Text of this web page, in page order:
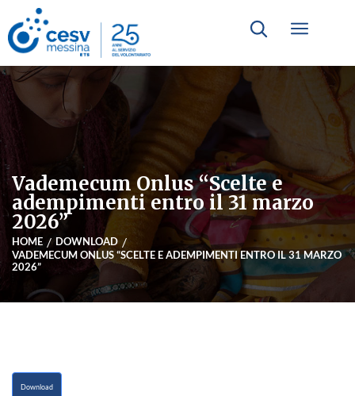
Vademecum Onlus “Scelte e
adempimenti entro il 31 marzo
2026”
HOME
DOWNLOAD
VADEMECUM ONLUS “SCELTE E ADEMPIMENTI ENTRO IL 31 MARZO
2026”
Download